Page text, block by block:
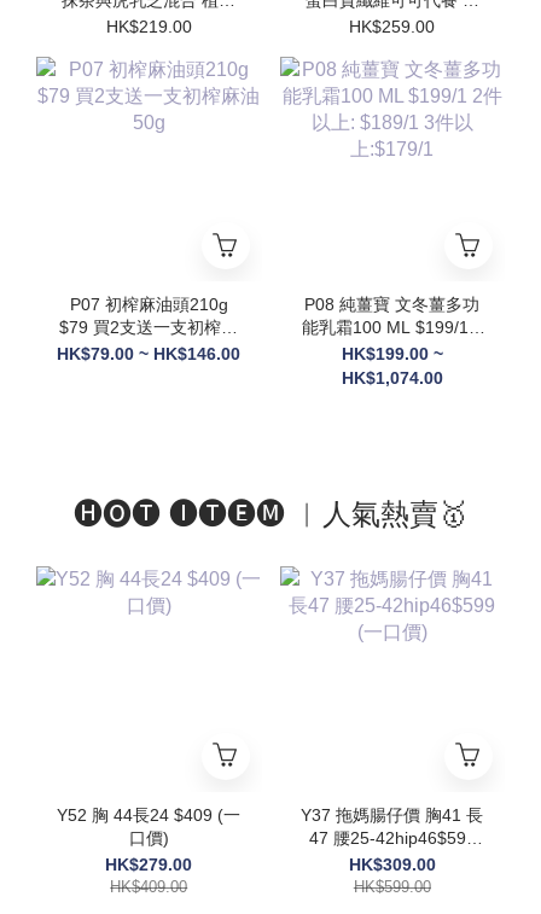
性蛋白質飲料 18穀糧全
罐隨機送一罐貨裝】 .
【12罐則隨機送2罐貨裝
+ Ratusan健康搖搖杯(顏
色隨機) x1 】.【買18罐
杯 x1 +限量Scott限定吊
HK$219.00
22 種多⾕物 450g
6件以上:$239/1
HK$259.00
P07 初榨麻油頭210g
$79 買2支送一支初榨麻
油50g
HK$79.00 ~ HK$146.00
P08 純薑寶 文冬薑多功
能乳霜100 ML $199/1 2
件以上: $189/1 3件以
上:$179/1
HK$199.00 ~
HK$1,074.00
🅗🅞🅣 🅘🅣🅔🅜 ︱人氣熱賣🥇
Y52 胸 44長24 $409 (一
口價)
HK$279.00
HK$409.00
Y37 拖媽腸仔價 胸41 長
47 腰25-42hip46$599
(一口價)
HK$309.00
HK$599.00